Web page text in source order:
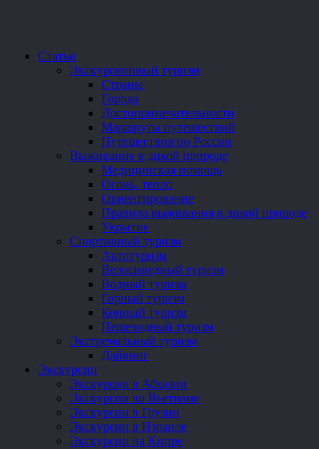
Статьи
Экскурсионный туризм
Страны
Города
Достопримечательности
Маршруты путешествий
Путешествия по России
Выживание в дикой природе
Медицинская помощь
Огонь, тепло
Ориентирование
Правила выживания в дикой природе
Укрытие
Спортивный туризм
Автотуризм
Велосипедный туризм
Водный туризм
Горный туризм
Конный туризм
Пешеходный туризм
Экстремальный туризм
Дайвинг
Экскурсии
Экскурсии в Абхазии
Экскурсии во Вьетнаме
Экскурсии в Грузии
Экскурсии в Израиле
Экскурсии на Кипре